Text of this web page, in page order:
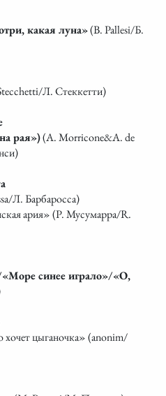
какая луна»(B. Pallesi/Б.
Л. Стеккетти)
рая»)(A. Morricone&A. de
Л. Барбаросса)
ария» (Р. Мусумарра/R.
синее играло»/«О,
цыганочка» (anonim/